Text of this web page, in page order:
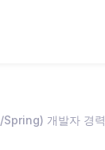
Spring) 개발자 경력